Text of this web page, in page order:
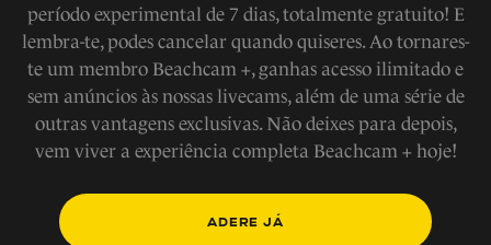
período experimental de 7 dias, totalmente gratuito! E
lembra-te, podes cancelar quando quiseres. Ao tornares-
te um membro Beachcam +, ganhas acesso ilimitado e
sem anúncios às nossas livecams, além de uma série de
outras vantagens exclusivas. Não deixes para depois,
vem viver a experiência completa Beachcam + hoje!
ADERE JÁ